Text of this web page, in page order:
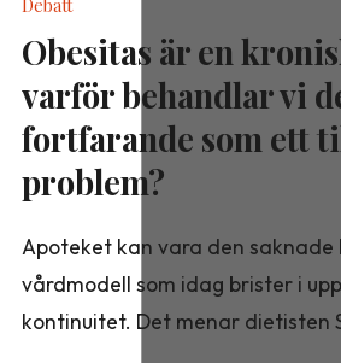
Debatt
Obesitas är en
varför behandlar vi
fortfarande som ett
problem?
Apoteket kan vara den saknade
vårdmodell som idag brister i
kontinuitet. Det menar dietisten